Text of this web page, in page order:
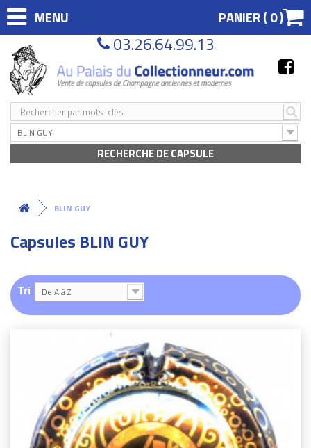
MENU PANIER (0)
03.26.64.99.13
BLIN GUY
RECHERCHE DE CAPSULE
BLIN GUY
Capsules BLIN GUY
Tri De A à Z